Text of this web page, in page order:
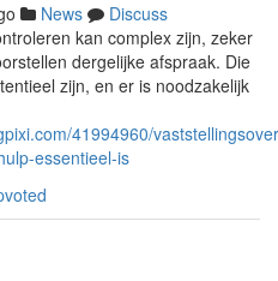
News
Discuss
kan complex zijn, zeker
dergelijke afspraak. Die
zijn, en er is noodzakelijk
41994960/
essentieel-is